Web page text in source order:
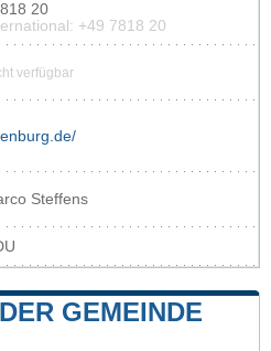
20
+49 7818 20
verfügbar
Steffens
GEMEINDE